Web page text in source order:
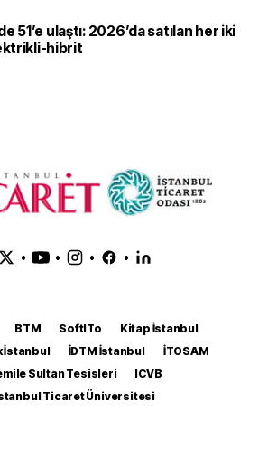
51’e ulaştı: 2026’da satılan her iki
hibrit
• • • •
BTM SoftITo
Kitap İstanbul
İstanbul
İDTM İstanbul
İTOSAM
Sultan Tesisleri
ICVB
Ticaret Üniversitesi